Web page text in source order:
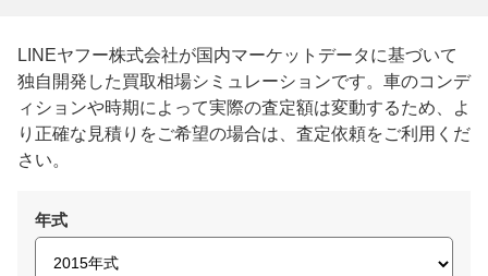
LINEヤフー株式会社が国内マーケットデータに基づいて
独自開発した買取相場シミュレーションです。車のコンデ
ィションや時期によって実際の査定額は変動するため、よ
り正確な見積りをご希望の場合は、査定依頼をご利用くだ
さい。
年式